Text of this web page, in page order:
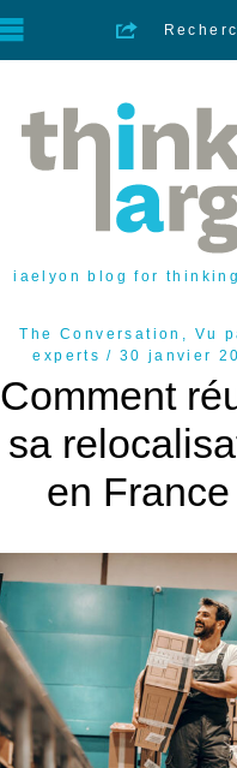
iaelyon blog for
The Conversation , Vu
experts
30 janvier
Comment
sa
en